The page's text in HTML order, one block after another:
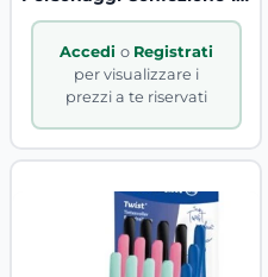
Pz
Accedi o Registrati
per visualizzare i
prezzi a te riservati